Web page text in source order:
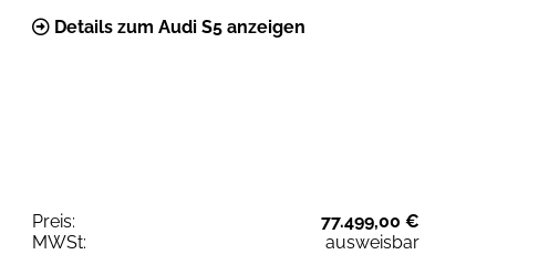
Details zum Audi S5 anzeigen
Preis:
77.499,00 €
MWSt:
ausweisbar